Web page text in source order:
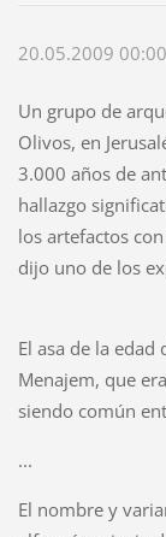
20.05.2009 00:00
Un grupo de
Olivos, en
3.000 años de
hallazgo
los artefactos
dijo uno de los
El asa de la
Menajem, que
siendo común
...
El nombre y